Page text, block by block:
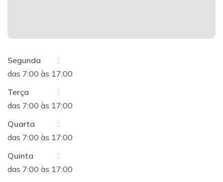
Segunda
:
das 7:00 às 17:00
Terça
:
das 7:00 às 17:00
Quarta
:
das 7:00 às 17:00
Quinta
:
das 7:00 às 17:00